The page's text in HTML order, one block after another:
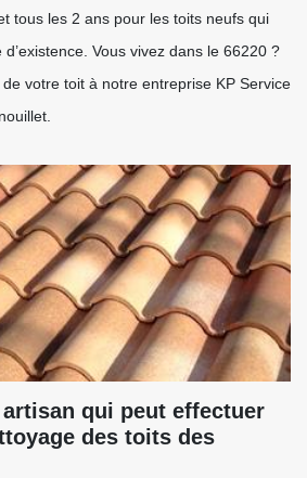
tous les 2 ans pour les toits neufs qui
Vous vivez dans le 66220 ?
votre toit à notre entreprise KP Service
qui peut effectuer
des toits des